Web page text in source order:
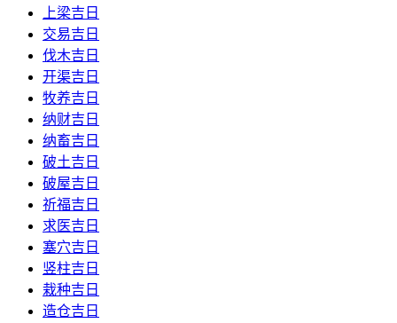
上梁吉日
交易吉日
伐木吉日
开渠吉日
牧养吉日
纳财吉日
纳畜吉日
破土吉日
破屋吉日
祈福吉日
求医吉日
塞穴吉日
竖柱吉日
栽种吉日
造仓吉日